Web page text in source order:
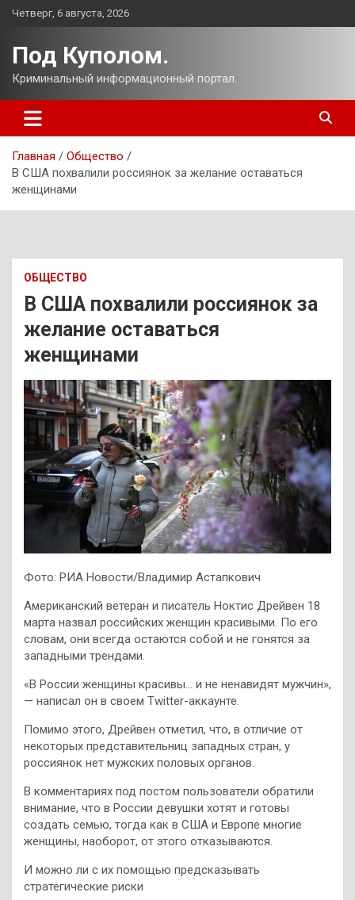
Перейти
Четверг, 6 августа, 2026
Под Куполом.
Криминальный информационный портал.
Главная
Общество
В США похвалили россиянок за желание оставаться
женщинами
ОБЩЕСТВО
В США похвалили россиянок за
желание оставаться
женщинами
Фото: РИА Новости/Владимир Астапкович
Американский ветеран и писатель Ноктис Дрейвен 18
марта назвал российских женщин красивыми. По его
словам, они всегда остаются собой и не гонятся за
западными трендами.
«В России женщины красивы… и не ненавидят мужчин»,
— написал он в своем Twitter-аккаунте.
Помимо этого, Дрейвен отметил, что, в отличие от
некоторых представительниц западных стран, у
россиянок нет мужских половых органов.
В комментариях под постом пользователи обратили
внимание, что в России девушки хотят и готовы
создать семью, тогда как в США и Европе многие
женщины, наоборот, от этого отказываются.
И можно ли с их помощью предсказывать
стратегические риски